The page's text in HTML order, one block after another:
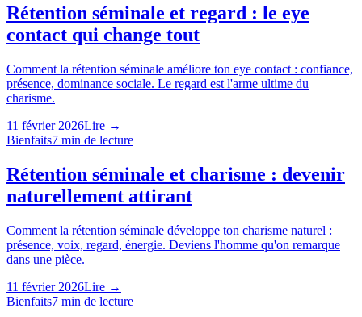
Rétention séminale et regard : le eye
contact qui change tout
Comment la rétention séminale améliore ton eye contact : confiance,
présence, dominance sociale. Le regard est l'arme ultime du
charisme.
11 février 2026Lire →
Bienfaits7 min de lecture
Rétention séminale et charisme : devenir
naturellement attirant
Comment la rétention séminale développe ton charisme naturel :
présence, voix, regard, énergie. Deviens l'homme qu'on remarque
dans une pièce.
11 février 2026Lire →
Bienfaits7 min de lecture